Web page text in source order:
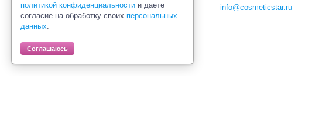
Политика конфиденциальности
данных
info@cosmeticstar.ru
политикой конфиденциальности и даете
согласие на обработку своих персональных
данных.
Соглашаюсь